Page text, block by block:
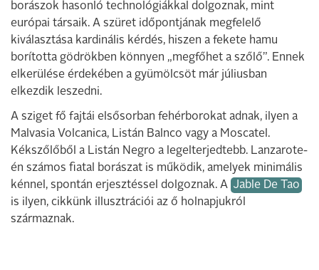
borászok hasonló technológiákkal dolgoznak, mint
európai társaik. A szüret időpontjának megfelelő
kiválasztása kardinális kérdés, hiszen a fekete hamu
borította gödrökben könnyen „megfőhet a szőlő”. Ennek
elkerülése érdekében a gyümölcsöt már júliusban
elkezdik leszedni.
A sziget fő fajtái elsősorban fehérborokat adnak, ilyen a
Malvasia Volcanica, Listán Balnco vagy a Moscatel.
Kékszőlőből a Listán Negro a legelterjedtebb. Lanzarote-
én számos fiatal borászat is működik, amelyek minimális
kénnel, spontán erjesztéssel dolgoznak. A Jable De Tao
is ilyen, cikkünk illusztrációi az ő holnapjukról
származnak.